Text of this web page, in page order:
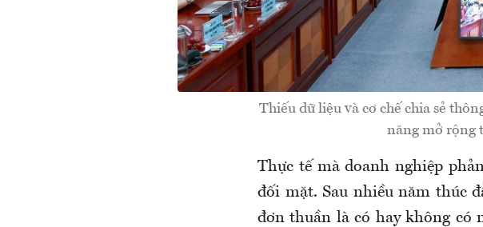
Thiếu dữ liệu và cơ chế chia sẻ
năng mở rộng
Thực tế mà doanh nghiệp
đối mặt. Sau nhiều năm thúc
đơn thuần là có hay không có